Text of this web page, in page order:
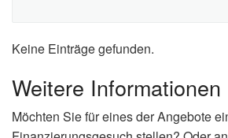
Keine Einträge gefunden.
Weitere Informationen
Möchten Sie für eines der Angebote